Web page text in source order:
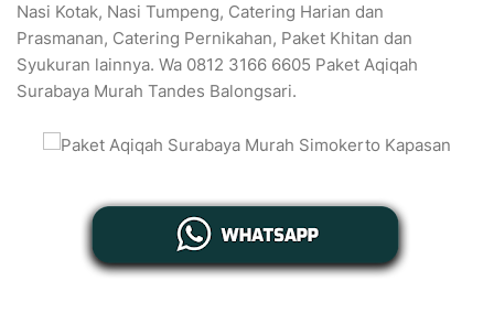
Nasi Kotak, Nasi Tumpeng, Catering Harian dan
Prasmanan, Catering Pernikahan, Paket Khitan dan
Syukuran lainnya. Wa 0812 3166 6605 Paket Aqiqah
Surabaya Murah Tandes Balongsari.